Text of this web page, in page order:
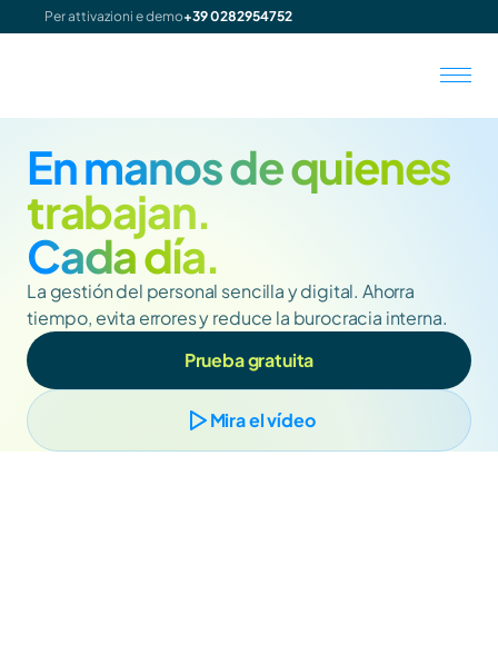
Per attivazioni e demo+39 0282954752
En manos de quienes
trabajan.
Cada día.
La gestión del personal sencilla y digital. Ahorra
tiempo, evita errores y reduce la burocracia interna.
Prueba gratuita
Mira el vídeo